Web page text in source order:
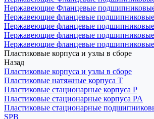
Нержавеющие Фланцевые
Нержавеющие фланцевые
Нержавеющие фланцевые
Нержавеющие фланцевые
Нержавеющие фланцевые
Пластиковые корпуса и узлы в сборе
Назад
Пластиковые корпуса и узлы в сборе
Пластиковые натяжные корпуса T
Пластиковые стационарные корпуса P
Пластиковые стационарные корпуса PA
Пластиковые стационарные
SPB